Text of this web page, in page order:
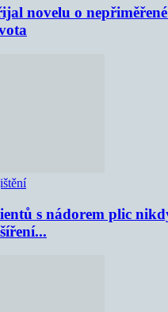
novelu o
s nádorem plic